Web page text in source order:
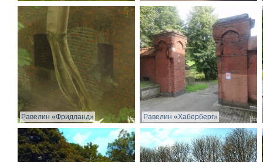
Равелин «Фридланд» Равелин «Хаберберг»